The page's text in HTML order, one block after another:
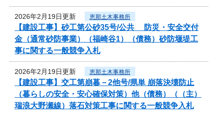
2026年2月19日更新 恵那土木事務所
【建設工事】砂工第公砂35号/公共 防災・安全交付
金（通常砂防事業）（福崎谷1）（債務）砂防堰堤工
事に関する一般競争入札
2026年2月19日更新 恵那土木事務所
【建設工事】交工第崩暮－2他号/県単 崩落決壊防止
（暮らしの安全・安心確保対策）他（債務）（（主）
瑞浪大野瀬線）落石対策工事に関する一般競争入札